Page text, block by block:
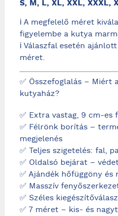
S, M, L, XL, XXL, XXXL,
ℹ️ A megfelelő méret
figyelembe a kutya
ℹ️ Válaszfal esetén
méret.
✅ Összefoglalás – Miért
kutyaház?
✅ Extra vastag, 9 cm-es
✅ Félrönk borítás –
megjelenés
✅ Teljes szigetelés: fal,
✅ Oldalsó bejárat –
✅ Ajándék hőfüggöny
✅ Masszív
✅ Széles
✅ 7 méret – kis- és